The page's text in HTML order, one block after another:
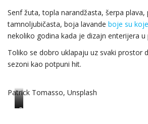
Senf žuta, topla narandžasta, šerpa
tamnoljubičasta, boja lavande boje su
nekoliko godina kada je dizajn enterijera u
Toliko se dobro uklapaju uz svaki prostor
sezoni kao potpuni hit.
Patrick Tomasso, Unsplash
Aegean
Paleta